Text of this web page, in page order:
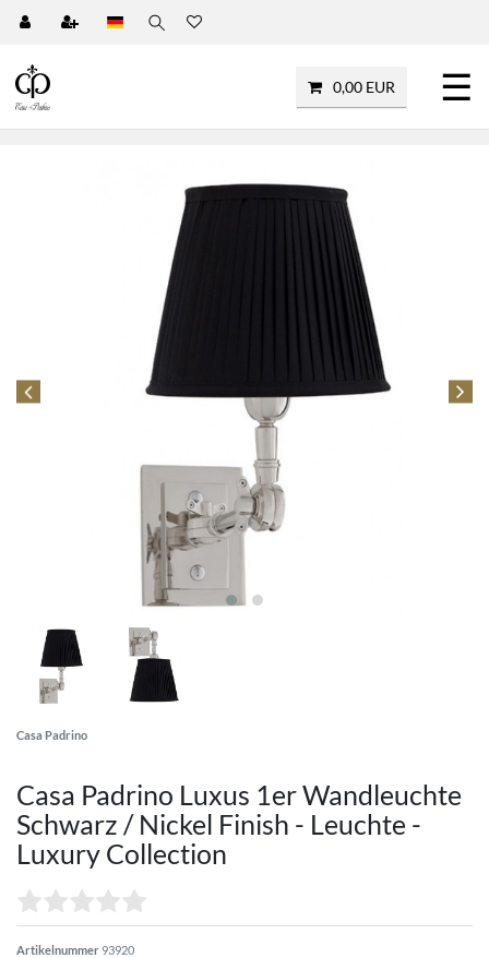
0,00 EUR ☰
Casa Padrino
Casa Padrino Luxus 1er Wandleuchte
Schwarz / Nickel Finish - Leuchte -
Luxury Collection
Artikelnummer 93920